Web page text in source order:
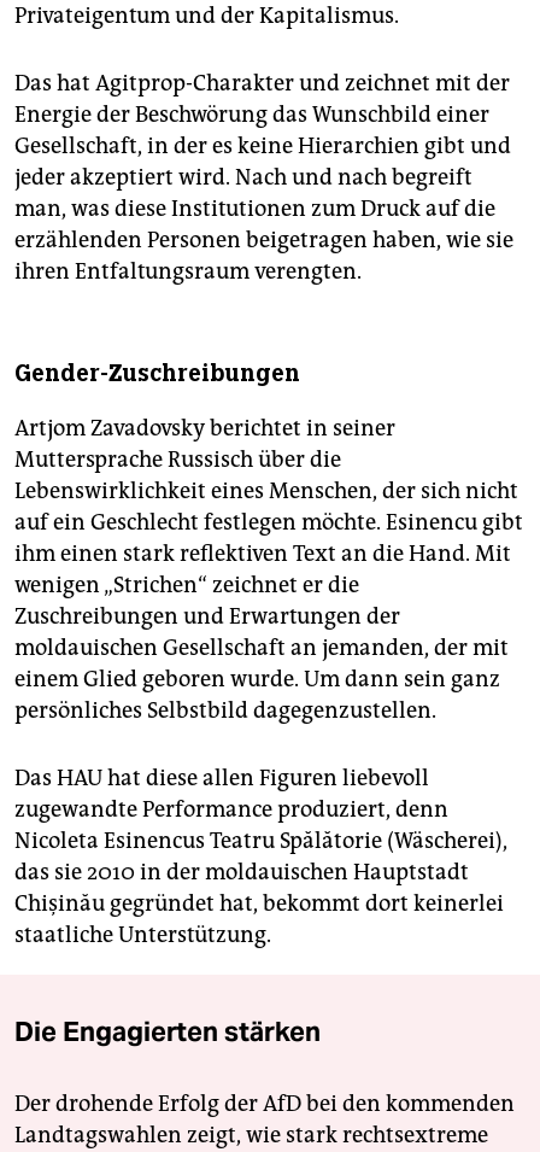
Privateigentum und der Kapitalismus.
Das hat Agitprop-Charakter und zeichnet mit der
Energie der Beschwörung das Wunschbild einer
Gesellschaft, in der es keine Hierarchien gibt und
jeder akzeptiert wird. Nach und nach begreift
man, was diese Institutionen zum Druck auf die
erzählenden Personen beigetragen haben, wie sie
ihren Entfaltungsraum verengten.
Gender-Zuschreibungen
Artjom Zavadovsky berichtet in seiner
Muttersprache Russisch über die
Lebenswirklichkeit eines Menschen, der sich nicht
auf ein Geschlecht festlegen möchte. Esinencu gibt
ihm einen stark reflektiven Text an die Hand. Mit
wenigen „Strichen“ zeichnet er die
Zuschreibungen und Erwartungen der
moldauischen Gesellschaft an jemanden, der mit
einem Glied geboren wurde. Um dann sein ganz
persönliches Selbstbild dagegenzustellen.
Das HAU hat diese allen Figuren liebevoll
zugewandte Performance produziert, denn
Nicoleta Esinencus Teatru Spălătorie (Wäscherei),
das sie 2010 in der moldauischen Hauptstadt
Chişinău gegründet hat, bekommt dort keinerlei
staatliche Unterstützung.
Die Engagierten stärken
Der drohende Erfolg der AfD bei den kommenden
Landtagswahlen zeigt, wie stark rechtsextreme